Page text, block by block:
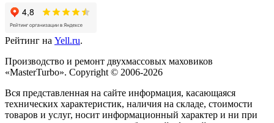
Рейтинг на Yell.ru.
Производство и ремонт двухмассовых маховиков
«MasterTurbo». Copyright © 2006-2026
Вся представленная на сайте информация, касающаяся
технических характеристик, наличия на складе, стоимости
товаров и услуг, носит информационный характер и ни при